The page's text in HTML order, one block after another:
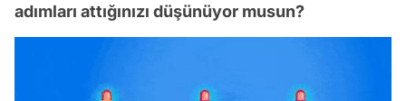
adımları attığınızı düşünüyor musun?